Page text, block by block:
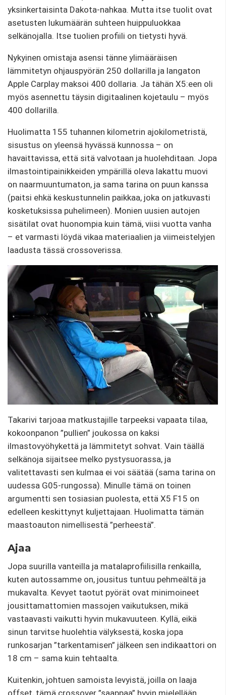
yksinkertaisinta Dakota-nahkaa. Mutta itse tuolit ovat
asetusten lukumäärän suhteen huippuluokkaa
selkänojalla. Itse tuolien profiili on tietysti hyvä.
Nykyinen omistaja asensi tänne ylimääräisen
lämmitetyn ohjauspyörän 250 dollarilla ja langaton
Apple Carplay maksoi 400 dollaria. Ja tähän X5:een oli
myös asennettu täysin digitaalinen kojetaulu – myös
400 dollarilla.
Huolimatta 155 tuhannen kilometrin ajokilometristä,
sisustus on yleensä hyvässä kunnossa – on
havaittavissa, että sitä valvotaan ja huolehditaan. Jopa
ilmastointipainikkeiden ympärillä oleva lakattu muovi
on naarmuuntumaton, ja sama tarina on puun kanssa
(paitsi ehkä keskustunnelin paikkaa, joka on jatkuvasti
kosketuksissa puhelimeen). Monien uusien autojen
sisätilat ovat huonompia kuin tämä, viisi vuotta vanha
– et varmasti löydä vikaa materiaalien ja viimeistelyjen
laadusta tässä crossoverissa.
Takarivi tarjoaa matkustajille tarpeeksi vapaata tilaa,
kokoonpanon ”pullien” joukossa on kaksi
ilmastovyöhykettä ja lämmitetyt sohvat. Vain täällä
selkänoja sijaitsee melko pystysuorassa, ja
valitettavasti sen kulmaa ei voi säätää (sama tarina on
uudessa G05-rungossa). Minulle tämä on toinen
argumentti sen tosiasian puolesta, että X5 F15 on
edelleen keskittynyt kuljettajaan. Huolimatta tämän
maastoauton nimellisestä ”perheestä”.
Ajaa
Jopa suurilla vanteilla ja matalaprofiilisilla renkailla,
kuten autossamme on, jousitus tuntuu pehmeältä ja
mukavalta. Kevyet taotut pyörät ovat minimoineet
jousittamattomien massojen vaikutuksen, mikä
vastaavasti vaikutti hyvin mukavuuteen. Kyllä, eikä
sinun tarvitse huolehtia välyksestä, koska jopa
runkosarjan ”tarkentamisen” jälkeen sen indikaattori on
18 cm – sama kuin tehtaalta.
Kuitenkin, johtuen samoista levyistä, joilla on laaja
offset, tämä crossover ”saappaa” hyvin mielellään